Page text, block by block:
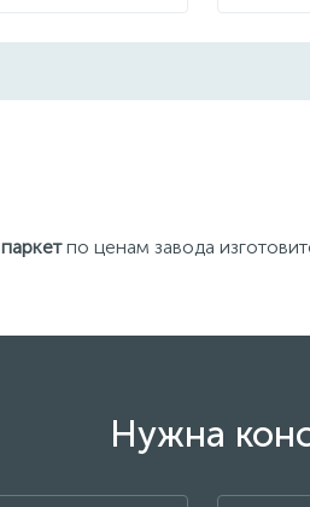
паркетпо ценам завода
Нужна